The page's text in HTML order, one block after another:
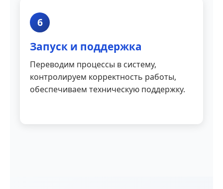
6
Запуск и поддержка
Переводим процессы в систему,
контролируем корректность работы,
обеспечиваем техническую поддержку.